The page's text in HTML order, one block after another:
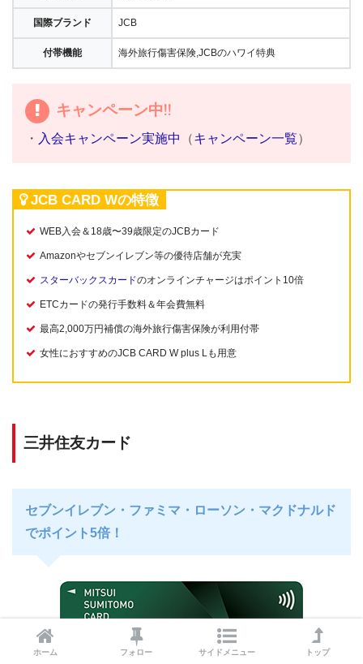
国際ブランド JCB
付帯機能 海外旅行傷害保険,JCBのハワイ特典
キャンペーン中!!
・ 入会キャンペーン実施中 （キャンペーン一覧）
JCB CARD Wの特徴
WEB入会＆18歳〜39歳限定のJCBカード
Amazonやセブンイレブン等の優待店舗が充実
スターバックスカードのオンラインチャージはポイント10倍
ETCカードの発行手数料＆年会費無料
最高2,000万円補償の海外旅行傷害保険が利用付帯
女性におすすめのJCB CARD W plus Lも用意
三井住友カード
セブンイレブン・ファミマ・ローソン・マクドナルド
でポイント5倍！
ホーム フォロー サイドメニュー トップ